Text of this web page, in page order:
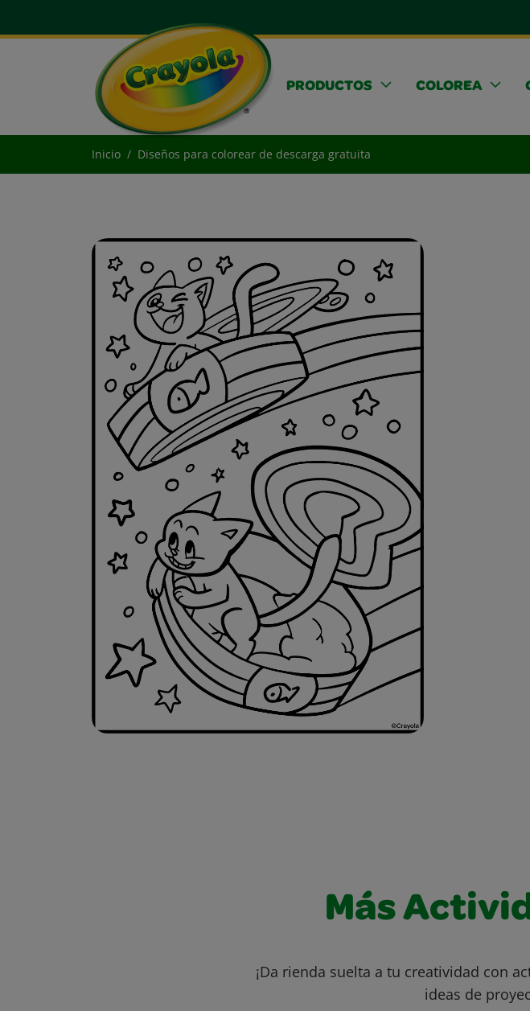
PRODUCTOS COLOREA
Inicio Diseños para colorear de descarga gratuita
Más
¡Da rienda suelta a tu creatividad con
ideas de